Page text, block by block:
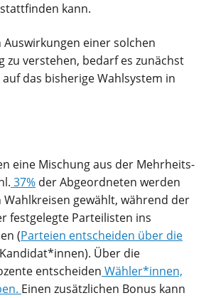
kann.
einer solchen
zu verstehen, bedarf es zunächst
das bisherige Wahlsystem in
eine Mischung aus der Mehrheits-
37% der Abgeordneten werden
gewählt, während der
festgelegte Parteilisten ins
(Parteien entscheiden über die
Über die
entscheiden Wähler*innen,
Einen zusätzlichen Bonus kann